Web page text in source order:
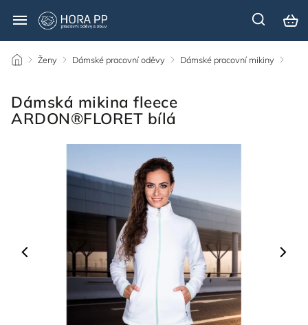
/ Ženy / Dámské pracovní oděvy / Dámské pracovní mikiny /
Dámská mikina fleece
ARDON®FLORET bílá